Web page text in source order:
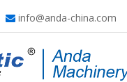
 info@anda-china.com